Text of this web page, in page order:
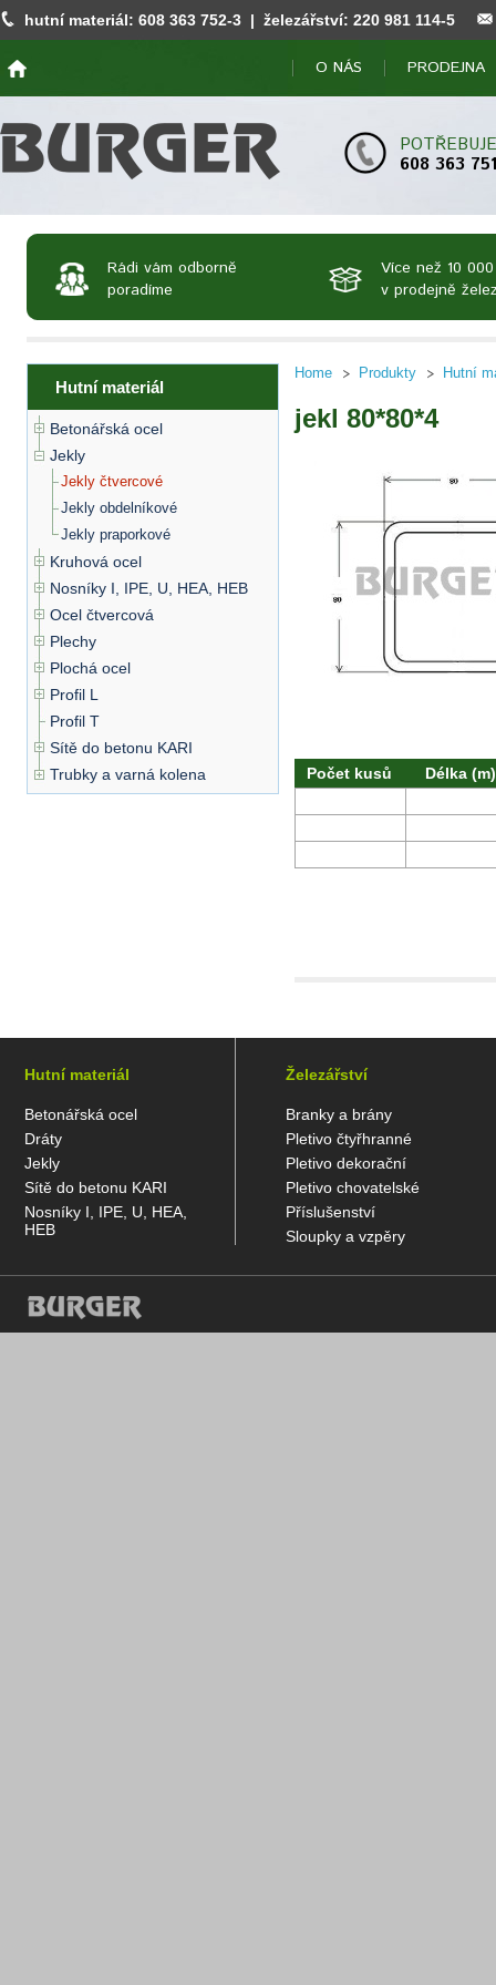
hutní materiál: 608 363 752-3 | železářství: 220 981 114-5
O NÁS PRODEJNA
608 363 751
Rádi vám odborně
poradíme
Více než 10
v prodejně
Hutní materiál
Betonářská ocel
Jekly
Jekly čtvercové
Jekly obdelníkové
Jekly praporkové
Kruhová ocel
Nosníky I, IPE, U, HEA, HEB
Ocel čtvercová
Plechy
Plochá ocel
Profil L
Profil T
Sítě do betonu KARI
Trubky a varná kolena
Home Produkty Hutní
jekl 80*80*4
Počet kusů Délka (m)
Hutní materiál
Betonářská ocel
Dráty
Jekly
Sítě do betonu KARI
Nosníky I, IPE, U, HEA,
HEB
Železářství
Branky a brány
Pletivo čtyřhranné
Pletivo dekorační
Pletivo chovatelské
Příslušenství
Sloupky a vzpěry